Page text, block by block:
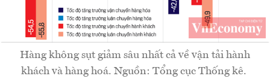
Hàng không sụt giảm sâu nhất cả về vận tải hành
khách và hàng hoá. Nguồn: Tổng cục Thống kê.